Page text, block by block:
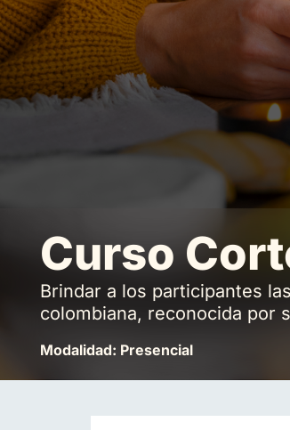
Curso
Brindar a los participantes
colombiana, reconocida por
Modalidad: Presencial